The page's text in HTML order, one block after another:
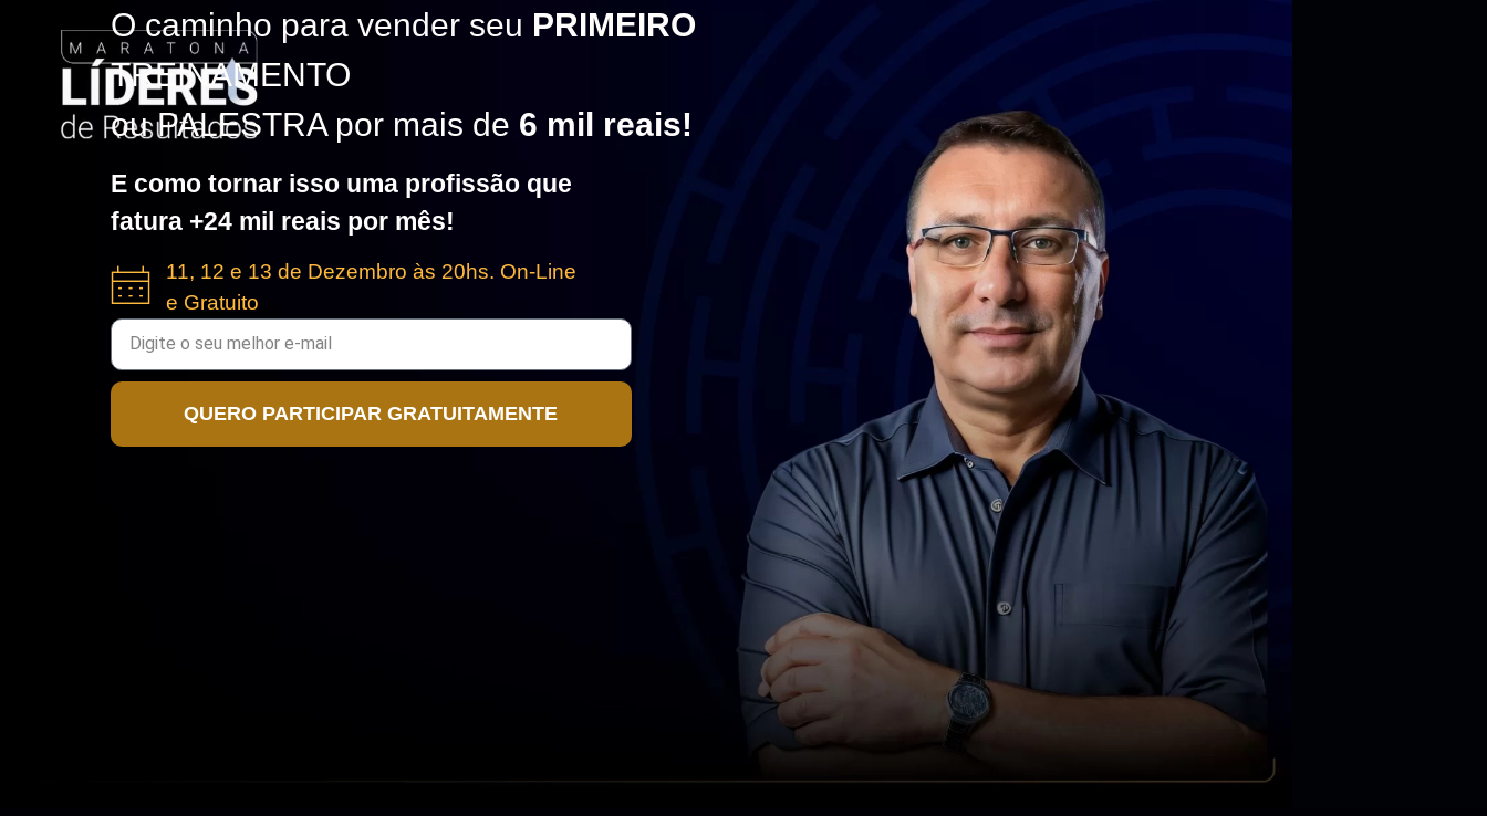
O caminho para vender seu PRIMEIRO
TREINAMENTO
ou PALESTRA por mais de 6 mil reais!
E como tornar isso uma profissão que
fatura +24 mil reais por mês!
11, 12 e 13 de Dezembro às 20hs. On-Line
e Gratuito
QUERO PARTICIPAR GRATUITAMENTE